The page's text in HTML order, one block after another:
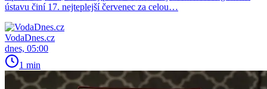
ústavu činí 17. nejteplejší červenec za celou…
VodaDnes.cz
dnes, 05:00
1 min